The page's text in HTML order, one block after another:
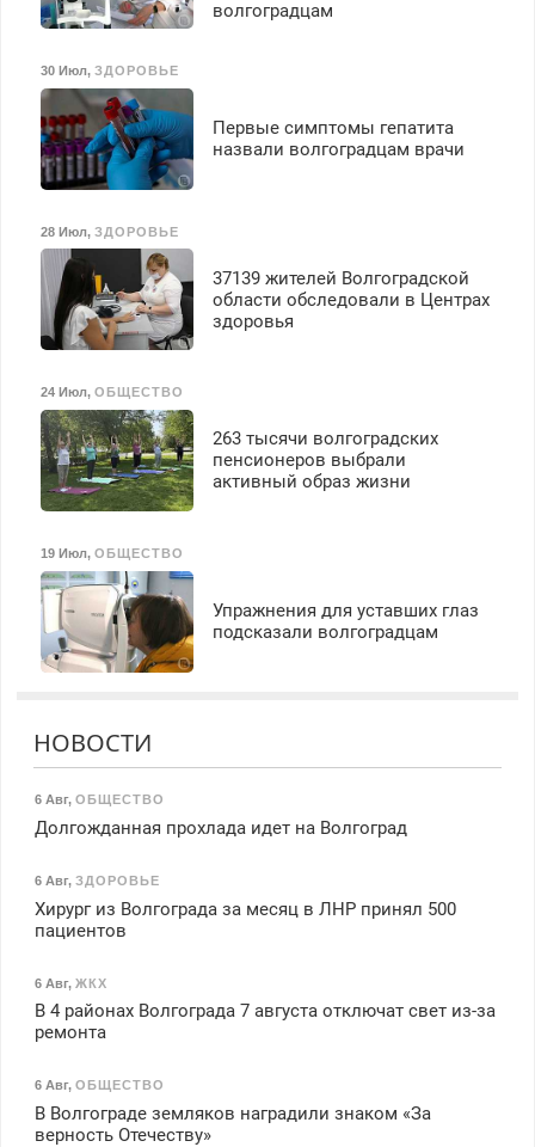
волгоградцам
30 Июл, ЗДОРОВЬЕ
Первые симптомы гепатита
назвали волгоградцам врачи
28 Июл, ЗДОРОВЬЕ
37139 жителей Волгоградской
области обследовали в Центрах
здоровья
24 Июл, ОБЩЕСТВО
263 тысячи волгоградских
пенсионеров выбрали
активный образ жизни
19 Июл, ОБЩЕСТВО
Упражнения для уставших глаз
подсказали волгоградцам
НОВОСТИ
6 Авг, ОБЩЕСТВО
Долгожданная прохлада идет на Волгоград
6 Авг, ЗДОРОВЬЕ
Хирург из Волгограда за месяц в ЛНР принял 500
пациентов
6 Авг, ЖКХ
В 4 районах Волгограда 7 августа отключат свет из-за
ремонта
6 Авг, ОБЩЕСТВО
В Волгограде земляков наградили знаком «За
верность Отечеству»